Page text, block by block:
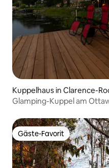
Kuppelhaus in Clarence-
Glamping-Kuppel am
Gäste-Favorit
Gäste-Favorit